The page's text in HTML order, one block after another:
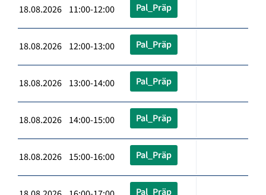
18.08.2026 11:00-12:00 Pal_Präp
18.08.2026 12:00-13:00 Pal_Präp
18.08.2026 13:00-14:00 Pal_Präp
18.08.2026 14:00-15:00 Pal_Präp
18.08.2026 15:00-16:00 Pal_Präp
Pal_Präp